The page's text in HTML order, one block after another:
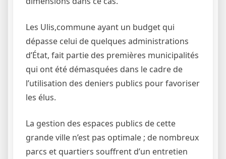
Les Ulis,commune ayant un budget qui
dépasse celui de quelques administrations
d’État, fait partie des premières municipalités
qui ont été démasquées dans le cadre de
l’utilisation des deniers publics pour favoriser
les élus.
La gestion des espaces publics de cette
grande ville n’est pas optimale ; de nombreux
parcs et quartiers souffrent d’un entretien